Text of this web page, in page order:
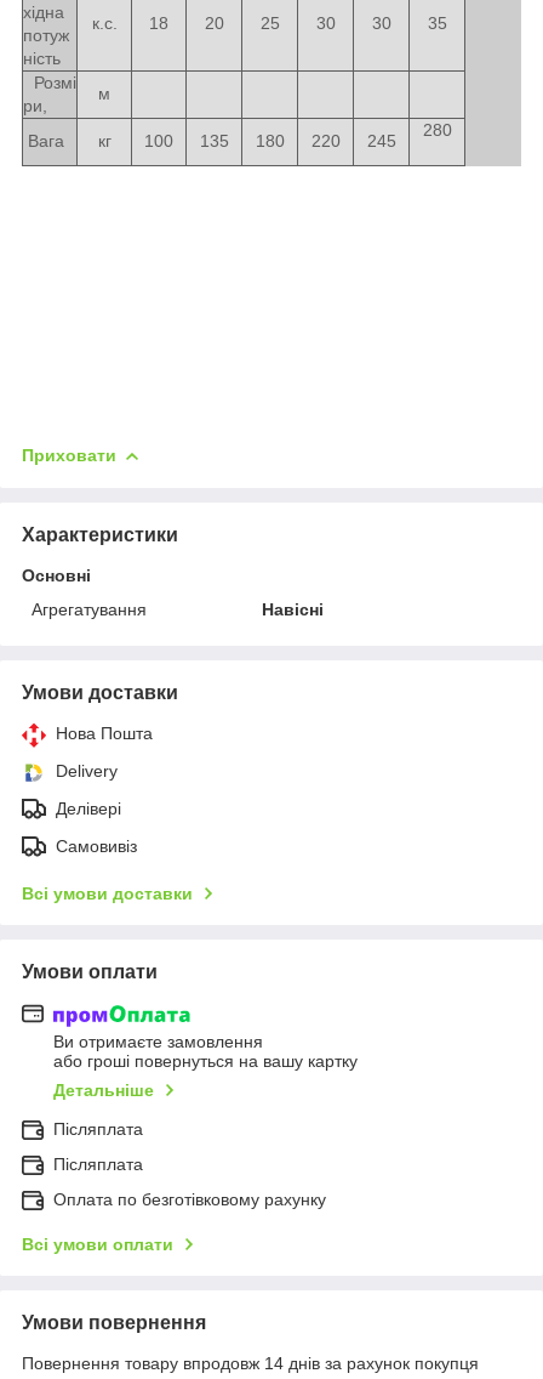
хідна
потуж
ність
к.с. 18 20 25 30 30 35
Розмі
ри,
м
Вага кг 100 135 180 220 245
280
Приховати
Характеристики
Основні
Агрегатування
Навісні
Умови доставки
Нова Пошта
Delivery
Делівері
Самовивіз
Всі умови доставки
Умови оплати
Ви отримаєте замовлення
або гроші повернуться на вашу картку
Детальніше
Післяплата
Післяплата
Оплата по безготівковому рахунку
Всі умови оплати
Умови повернення
Повернення товару впродовж 14 днів за рахунок покупця